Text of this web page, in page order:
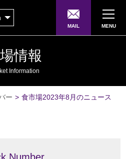
MAIL MENU
情報
Information
ー > 食市場2023年8月のニュース